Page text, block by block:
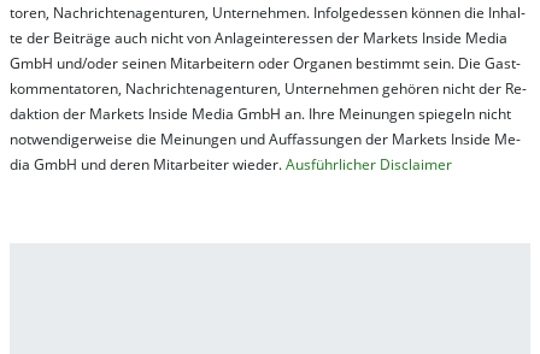
tor­en, Nach­richt­en­ag­en­tur­en, Un­ter­neh­men. In­fol­ge­des­sen kön­nen die In­hal­
te der Bei­trä­ge auch nicht von An­la­ge­in­te­res­sen der Mar­kets In­side Me­dia
GmbH und/oder sei­nen Mit­ar­bei­tern oder Or­ga­nen be­stim­mt sein. Die Gast­
kom­men­ta­tor­en, Nach­rich­ten­ag­en­tur­en, Un­ter­neh­men ge­hör­en nicht der Re­
dak­tion der Mar­kets In­side Me­dia GmbH an. Ihre Mei­nung­en spie­geln nicht
not­wen­di­ger­wei­se die Mei­nung­en und Auf­fas­sung­en der Mar­kets In­side Me­
dia GmbH und de­ren Mit­ar­bei­ter wie­der.Aus­führ­lich­er Dis­clai­mer